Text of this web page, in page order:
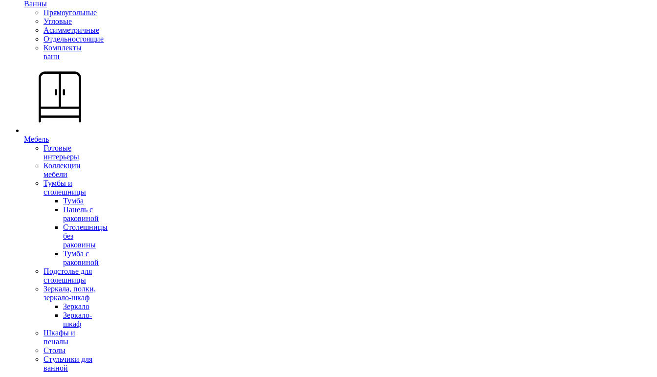
Ванны
Прямоугольные
Угловые
Асимметричные
Отдельностоящие
Комплекты
ванн
Мебель
Готовые
интерьеры
Коллекции
мебели
Тумбы и
столешницы
Тумба
Панель с
раковиной
Столешницы
без
раковины
Тумба с
раковиной
Подстолье для
столешницы
Зеркала, полки,
зеркало-шкаф
Зеркало
Зеркало-
шкаф
Шкафы и
пеналы
Столы
Стульчики для
ванной